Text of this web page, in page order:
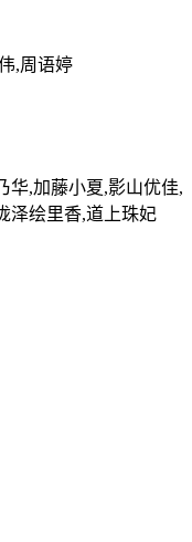
,周语婷
华,加藤小夏,影山优佳,
泽绘里香,道上珠妃